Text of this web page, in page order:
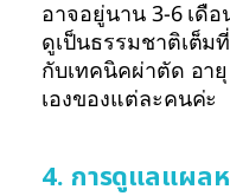
อาจอยู่นาน 3-6 เดื
ดูเป็นธรรมชาติเต็ม
กับเทคนิคผ่าตัด อา
เองของแต่ละคนค่ะ
4. การดูแลแผล